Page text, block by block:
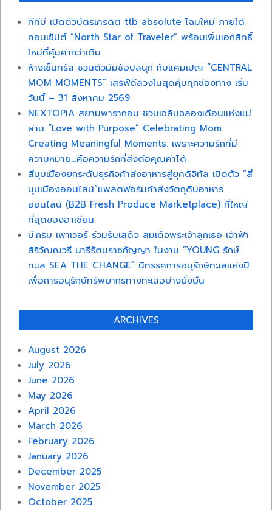
ทีทีบี เปิดตัวบัตรเครดิต ttb absolute โฉมใหม่ ภายใต้
คอนเซ็ปต์ “North Star of Traveler” พร้อมเพิ่มเอกสิทธิ์
ใหม่ที่คุ้มค่ากว่าเดิม
ห้างเซ็นทรัล ชวนตัวมัมช้อปสนุก กับแคมเปญ “CENTRAL
MOM MOMENTS” เสริฟ์ดีลวงในสุดคุ้มทุกช่องทาง เริ่ม
วันนี้ – 31 สิงหาคม 2569
NEXTOPIA สยามพารากอน ชวนเฉลิมฉลองเดือนแห่งแม่
ผ่าน “Love with Purpose” Celebrating Mom.
Creating Meaningful Moments. เพราะความรักที่มี
ความหมาย…คือความรักที่ส่งต่อคุณค่าได้
สี่มุมเมืองยกระดับธุรกิจค้าส่งอาหารสู่ยุคดิจิทัล เปิดตัว “สี่
มุมเมืองออนไลน์”แพลตฟอร์มค้าส่งวัตถุดิบอาหาร
ออนไลน์ (B2B Fresh Produce Marketplace) ที่ใหญ่
ที่สุดของอาเซียน
บี.กริม เพาเวอร์ ร่วมรับเสด็จ สมเด็จพระเจ้าลูกเธอ เจ้าฟ้า
สิริวัณณวรี นารีรัตนราชกัญญา ในงาน “YOUNG รักษ์
ทะเล SEA THE CHANGE” นิทรรศการอนุรักษ์ทะเลแห่งปี
เพื่อการอนุรักษ์ทรัพยากรทางทะเลอย่างยั่งยืน
ARCHIVES
August 2026
July 2026
June 2026
May 2026
April 2026
March 2026
February 2026
January 2026
December 2025
November 2025
October 2025